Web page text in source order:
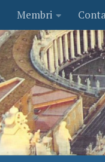
Membri